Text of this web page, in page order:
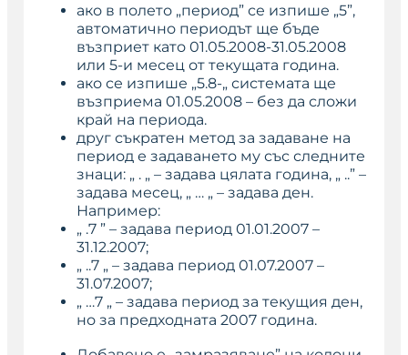
ако в полето „период” се изпише „5”,
автоматично периодът ще бъде
възприет като 01.05.2008-31.05.2008
или 5-и месец от текущата година.
ако се изпише „5.8-„ системата ще
възприема 01.05.2008 – без да сложи
край на периода.
друг съкратен метод за задаване на
период е задаването му със следните
знаци: „ . „ – задава цялата година, „ ..” –
задава месец, „ … „ – задава ден.
Например:
„ .7 ” – задава период 01.01.2007 –
31.12.2007;
„ ..7 „ – задава период 01.07.2007 –
31.07.2007;
„ …7 „ – задава период за текущия ден,
но за предходната 2007 година.